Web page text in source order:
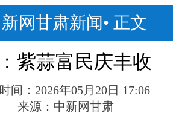
网甘肃新闻• 正文
紫蒜富民庆丰收
间： 2026年05月20日 17:06
来源： 中新网甘肃